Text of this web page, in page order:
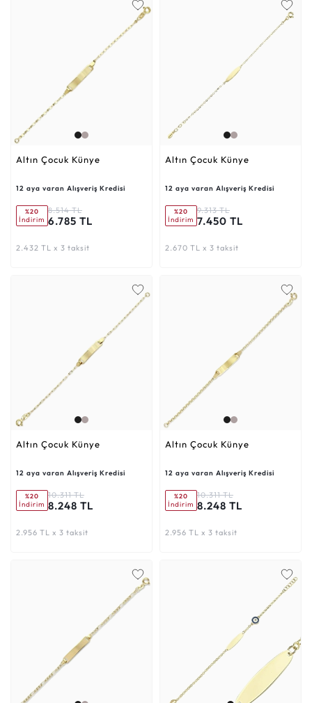
Altın Çocuk Künye
12 aya varan Alışveriş Kredisi
%20
İndirim
8.514 TL
6.785 TL
2.432 TL x 3 taksit
Altın Çocuk Künye
12 aya varan Alışveriş Kredisi
%20
İndirim
9.313 TL
7.450 TL
2.670 TL x 3 taksit
Altın Çocuk Künye
12 aya varan Alışveriş Kredisi
%20
İndirim
10.311 TL
8.248 TL
2.956 TL x 3 taksit
Altın Çocuk Künye
12 aya varan Alışveriş Kredisi
%20
İndirim
10.311 TL
8.248 TL
2.956 TL x 3 taksit